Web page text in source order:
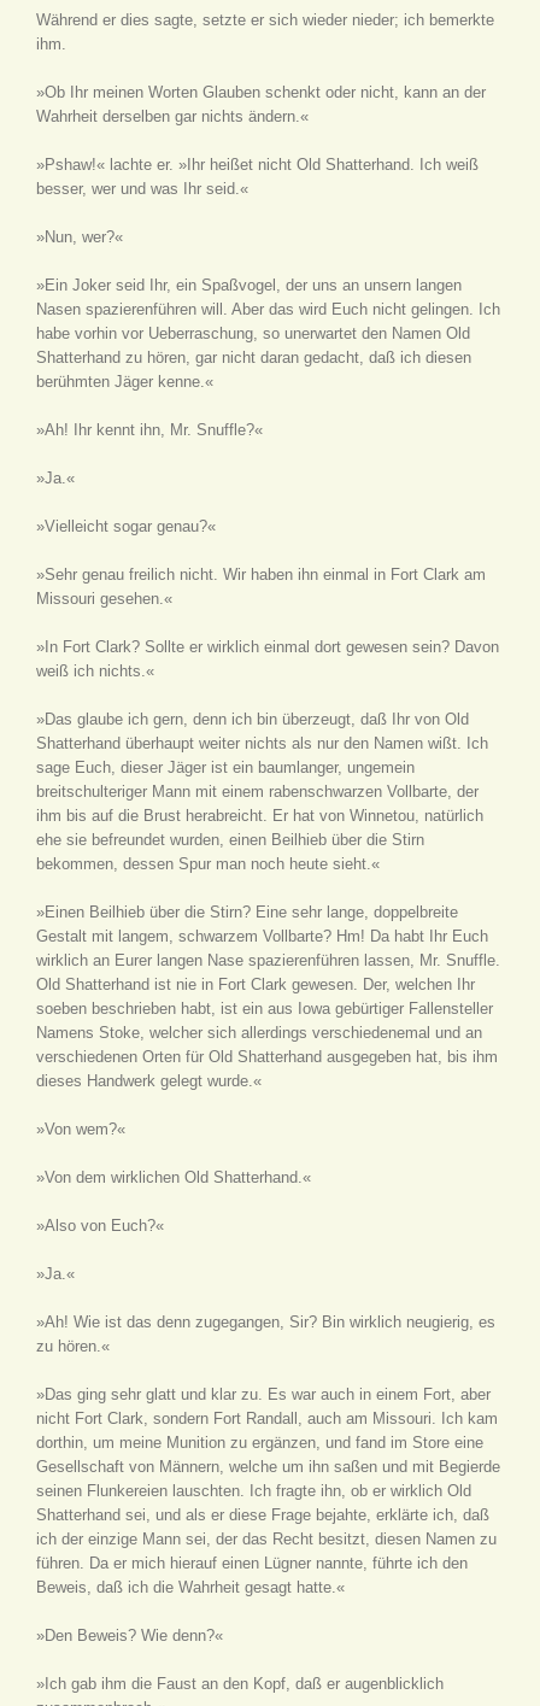
Während er dies sagte, setzte er sich wieder nieder; ich bemerkte
ihm.
»Ob Ihr meinen Worten Glauben schenkt oder nicht, kann an der
Wahrheit derselben gar nichts ändern.«
»Pshaw!« lachte er. »Ihr heißet nicht Old Shatterhand. Ich weiß
besser, wer und was Ihr seid.«
»Nun, wer?«
»Ein Joker seid Ihr, ein Spaßvogel, der uns an unsern langen
Nasen spazierenführen will. Aber das wird Euch nicht gelingen. Ich
habe vorhin vor Ueberraschung, so unerwartet den Namen Old
Shatterhand zu hören, gar nicht daran gedacht, daß ich diesen
berühmten Jäger kenne.«
»Ah! Ihr kennt ihn, Mr. Snuffle?«
»Ja.«
»Vielleicht sogar genau?«
»Sehr genau freilich nicht. Wir haben ihn einmal in Fort Clark am
Missouri gesehen.«
»In Fort Clark? Sollte er wirklich einmal dort gewesen sein? Davon
weiß ich nichts.«
»Das glaube ich gern, denn ich bin überzeugt, daß Ihr von Old
Shatterhand überhaupt weiter nichts als nur den Namen wißt. Ich
sage Euch, dieser Jäger ist ein baumlanger, ungemein
breitschulteriger Mann mit einem rabenschwarzen Vollbarte, der
ihm bis auf die Brust herabreicht. Er hat von Winnetou, natürlich
ehe sie befreundet wurden, einen Beilhieb über die Stirn
bekommen, dessen Spur man noch heute sieht.«
»Einen Beilhieb über die Stirn? Eine sehr lange, doppelbreite
Gestalt mit langem, schwarzem Vollbarte? Hm! Da habt Ihr Euch
wirklich an Eurer langen Nase spazierenführen lassen, Mr. Snuffle.
Old Shatterhand ist nie in Fort Clark gewesen. Der, welchen Ihr
soeben beschrieben habt, ist ein aus Iowa gebürtiger Fallensteller
Namens Stoke, welcher sich allerdings verschiedenemal und an
verschiedenen Orten für Old Shatterhand ausgegeben hat, bis ihm
dieses Handwerk gelegt wurde.«
»Von wem?«
»Von dem wirklichen Old Shatterhand.«
»Also von Euch?«
»Ja.«
»Ah! Wie ist das denn zugegangen, Sir? Bin wirklich neugierig, es
zu hören.«
»Das ging sehr glatt und klar zu. Es war auch in einem Fort, aber
nicht Fort Clark, sondern Fort Randall, auch am Missouri. Ich kam
dorthin, um meine Munition zu ergänzen, und fand im Store eine
Gesellschaft von Männern, welche um ihn saßen und mit Begierde
seinen Flunkereien lauschten. Ich fragte ihn, ob er wirklich Old
Shatterhand sei, und als er diese Frage bejahte, erklärte ich, daß
ich der einzige Mann sei, der das Recht besitzt, diesen Namen zu
führen. Da er mich hierauf einen Lügner nannte, führte ich den
Beweis, daß ich die Wahrheit gesagt hatte.«
»Den Beweis? Wie denn?«
»Ich gab ihm die Faust an den Kopf, daß er augenblicklich